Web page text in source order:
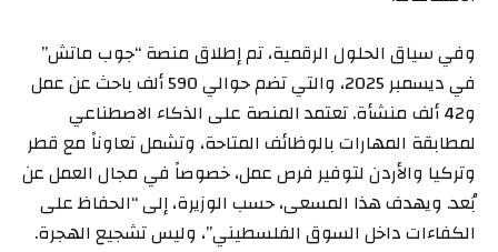
وفي سياق الحلول الرقمية، تم إطلاق منصة “جوب ماتش”
في ديسمبر 2025، والتي تضم حوالي 590 ألف باحث عن عمل
و42 ألف منشأة. تعتمد المنصة على الذكاء الاصطناعي
لمطابقة المهارات بالوظائف المتاحة، وتشمل تعاوناً مع قطر
وتركيا والأردن لتوفير فرص عمل، خصوصاً في مجال العمل عن
بُعد. ويهدف هذا المسعى، حسب الوزيرة، إلى “الحفاظ على
الكفاءات داخل السوق الفلسطيني”، وليس تشجيع الهجرة.